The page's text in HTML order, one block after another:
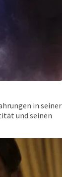
in seiner
und seinen